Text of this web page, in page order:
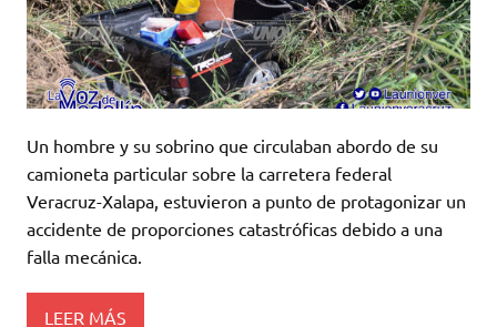
Un hombre y su sobrino que circulaban abordo de su
camioneta particular sobre la carretera federal
Veracruz-Xalapa, estuvieron a punto de protagonizar un
accidente de proporciones catastróficas debido a una
falla mecánica.
LEER MÁS